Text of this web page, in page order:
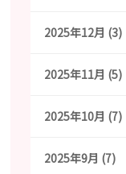
2025年12月 (3)
2025年11月 (5)
2025年10月 (7)
2025年9月 (7)